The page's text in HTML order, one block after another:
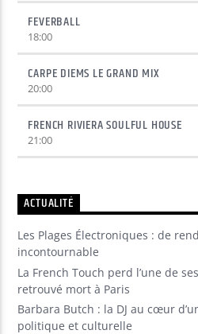
FEVERBALL
18:00
CARPE DIEMS LE GRAND MIX
20:00
FRENCH RIVIERA SOULFUL HOUSE
21:00
ACTUALITÉ
Les Plages Électroniques : de
incontournable
La French Touch perd l’une de
retrouvé mort à Paris
Barbara Butch : la DJ au cœur
politique et culturelle